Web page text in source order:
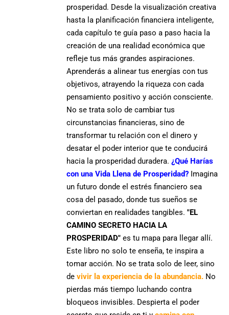
prosperidad. Desde la visualización creativa
hasta la planificación financiera inteligente,
cada capítulo te guía paso a paso hacia la
creación de una realidad económica que
refleje tus más grandes aspiraciones.
Aprenderás aalinear tus energías con tus
objetivos, atrayendo la riquezacon cada
pensamiento positivo y acción consciente.
No se trata solo de cambiar tus
circunstancias financieras, sino de
transformar tu relación con el dinero y
desatar el poder interior que te conducirá
hacia la prosperidad duradera. ¿Qué Harías
con una Vida Llena de Prosperidad? Imagina
un futuro donde el estrés financiero sea
cosa del pasado,donde tus sueños se
conviertan en realidades tangibles. "EL
CAMINO SECRETO HACIA LA
PROSPERIDAD" es tu mapa para llegar allí.
Este libro no solo te enseña,te inspira a
tomar acción. No se trata solo de leer, sino
devivir la experiencia de la abundancia. No
pierdas más tiempo luchando contra
bloqueos invisibles. Despierta el poder